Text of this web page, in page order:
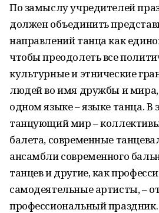
По замыслу учредителей
должен объединить
направлений танца как
чтобы преодолеть все
культурные и этнические
людей во имя дружбы и
одном языке – языке танца. В
танцующий мир –
балета, современные
ансамбли современного
танцев и другие, как
самодеятельные артисты, –
профессиональный